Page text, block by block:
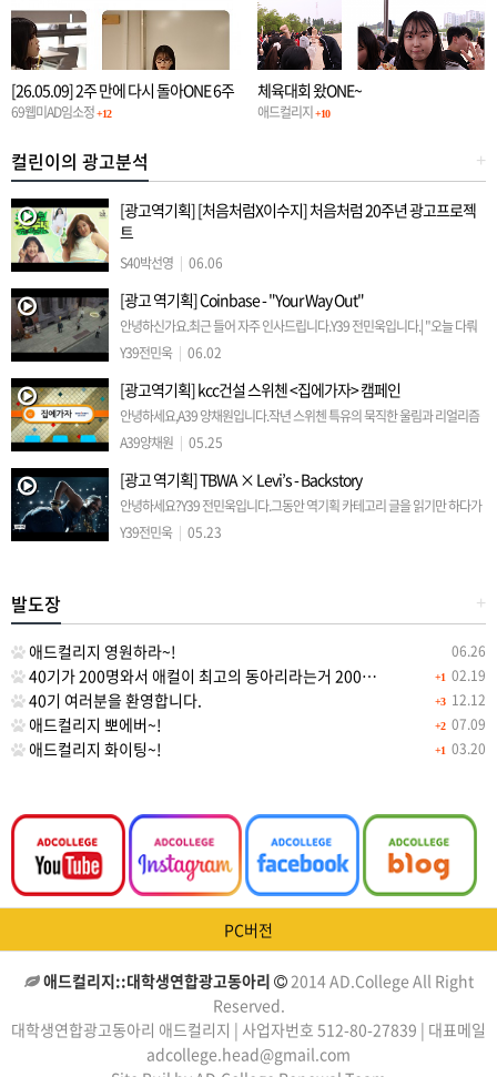
[26.05.09] 2주 만에 다시 돌아ONE 6주
차 정기일정
69웹미AD임소정+12
체육대회 왔ONE~
애드컬리지+10
+
컬린이의 광고분석
[광고역기획] [처음처럼X이수지] 처음처럼 20주년 광고프로젝
트
안녕하세요 S40 박선영입니다.유튜브에서 우연히 보고 완전 빠진 광고를 소
입니다.2주 전에 유튜브에 첫 개시 되었는데, 벌써 1000만 조회수…
S40박선영 | 06.06
[광고 역기획] Coinbase - "Your Way Out"
안녕하신가요.최근 들어 자주 인사드립니다.Y39 전민욱입니다.| "오늘 다뤄
볼 광고는.."몇 달 전 인스타그램을 하다가, 즐겨보던 Hypebeast 계정에서
Y39전민욱 | 06.02
[광고역기획] kcc건설 스위첸 <집에가자> 캠페인
안녕하세요,A39 양채원입니다.작년 스위첸 특유의 묵직한 울림과 리얼리즘
이 돋보이는 TVCF가 공개되었습니다.아직까지도 많은 사람들의 공감을 얻
A39양채원 | 05.25
[광고 역기획] TBWA × Levi’s - Backstory
안녕하세요?Y39 전민욱입니다.그동안 역기획 카테고리 글을 읽기만 하다가
제가 작성해보는 날이 오네요.각설하고 시작하겠습니다.Levi’s가 TBWA와
Y39전민욱 | 05.23
+
발도장
06.26
애드컬리지 영원하라~!
+1 02.19
40기가 200명와서 애컬이 최고의 동아리라는거 200…
+3 12.12
40기 여러분을 환영합니다.
+2 07.09
애드컬리지 뽀에버~!
+1 03.20
애드컬리지 화이팅~!
PC버전
애드컬리지::대학생연합광고동아리
2014 AD.College All Right
Reserved.
대학생연합광고동아리 애드컬리지 | 사업자번호 512-80-27839 | 대표메일
adcollege.head@gmail.com